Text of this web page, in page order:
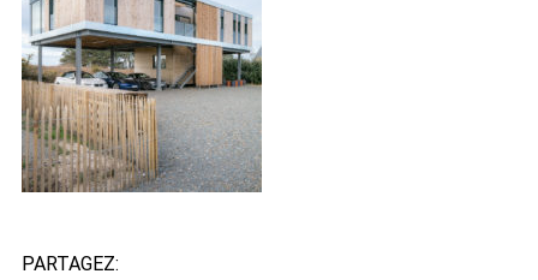
PARTAGEZ: